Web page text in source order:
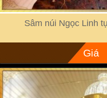
Sâm núi Ngọc Linh
Giá